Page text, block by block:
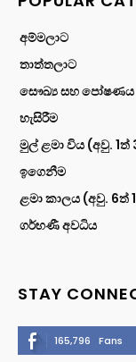
අම්මලාට
තාත්තලාට
සෞඛ්‍ය සහ පෝෂණය
හැසිරීම
මුල් ළමා විය (අවු. 1ත්
ඉගෙනීම
ළමා කාලය (අවු. 6ත්
ගර්භණී අවධිය
STAY
165,796 Fans